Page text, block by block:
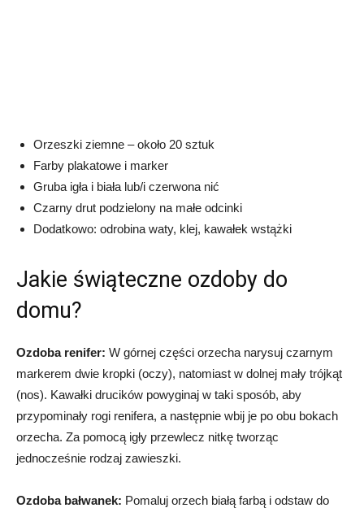
Orzeszki ziemne – około 20 sztuk
Farby plakatowe i marker
Gruba igła i biała lub/i czerwona nić
Czarny drut podzielony na małe odcinki
Dodatkowo: odrobina waty, klej, kawałek wstążki
Jakie świąteczne ozdoby do
domu?
Ozdoba renifer: W górnej części orzecha narysuj czarnym
markerem dwie kropki (oczy), natomiast w dolnej mały trójkąt
(nos). Kawałki drucików powyginaj w taki sposób, aby
przypominały rogi renifera, a następnie wbij je po obu bokach
orzecha. Za pomocą igły przewlecz nitkę tworząc
jednocześnie rodzaj zawieszki.
Ozdoba bałwanek: Pomaluj orzech białą farbą i odstaw do